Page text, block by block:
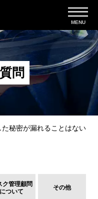
問
た秘密が漏れることはない
ク管理顧問
について
その他